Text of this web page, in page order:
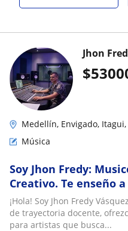
$
Jhon
Medellín, Envigado, Itagui,
Música
Soy Jhon Fredy:
Creativo. Te enseño
técnica, ética y
¡Hola! Soy Jhon Fredy
de trayectoria docente,
para artistas que busca...